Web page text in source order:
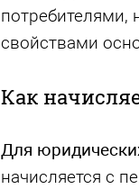
потребителями,
свойствами
Как
Для
начисляется с